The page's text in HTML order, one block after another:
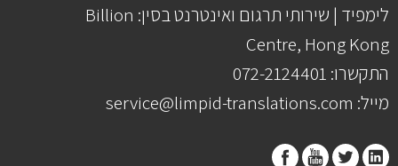
לימפיד | שירותי תרגום ואינטרנט בסין: Billion
Centre, Hong Kong
התקשרו: 072-2124401
מייל: service@limpid-translations.com